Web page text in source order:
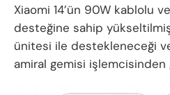
Xiaomi 14’ün 90W kablolu
desteğine sahip
ünitesi ile destekleneceği
amiral gemisi işlemcisinden